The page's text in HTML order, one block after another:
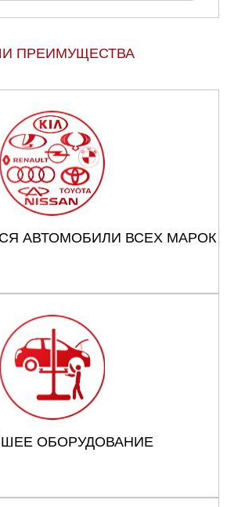
ПРЕИМУЩЕСТВА
АВТОМОБИЛИ ВСЕХ МАРОК
ОБОРУДОВАНИЕ